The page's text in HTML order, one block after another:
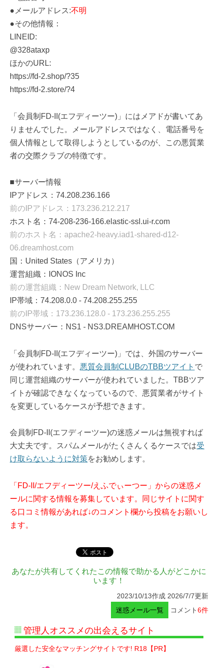
●メールアドレス:不明
●その他情報：
LINEID:
@328ataxp
ほかのURL:
https://fd-2.shop/?35
https://fd-2.store/?4
「会員制FD-II(エフディーツー)」にはメアドが書いてあ
りませんでした。メールアドレスではなく、電話番号を
個人情報として取得しようとしているのが、この悪質業
者の交際クラブの特徴です。
■サーバー情報
IPアドレス：74.208.236.166
前のIPアドレス：173.236.212.217
ホスト名：74-208-236-166.elastic-ssl.ui-r.com
前のホスト名：apache2-heavy.iad1-shared-d12-
06.dreamhost.com
国：United States（アメリカ）
運営組織：IONOS Inc
前の運営組織：New Dream Network, LLC
IP帯域：74.208.0.0 - 74.208.255.255
前のIP帯域：173.236.128.0 - 173.236.255.255
DNSサーバー：NS1 - NS3.DREAMHOST.COM
「会員制FD-II(エフディーツー)」では、外国のサーバー
が使われています。 悪質会員制CLUBのTBBツアイト で
同じ運営組織のサーバーが使われていました。TBBツア
イトが確認できなくなっているので、悪質業者がサイト
を変更しているケースが予想できます。
会員制FD-II(エフディーツー)の迷惑メールは無視すれば
大丈夫です。スパムメールがたくさんくるケースでは受
け取らないように対策をお勧めします。
「FD-II/エフディーツー/えふでぃーつー」からの迷惑メ
ールに関する情報を募集しています。同じサイトに関す
る口コミ情報があれば↓のコメント欄から投稿をお願いし
ます。
あなたが共有してくれたこの情報で助かる人がどこかに
います！
2023/10/13作成 2026/7/7更新
迷惑メール一覧
コメント6件
管理人オススメの出会えるサイト
厳選した安全なマッチングサイトです! R18【PR】